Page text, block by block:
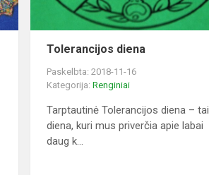
Tolerancijos diena
Paskelbta: 2018-11-16
Kategorija:Renginiai
Tarptautinė Tolerancijos diena – tai
diena, kuri mus priverčia apie labai
daug k...